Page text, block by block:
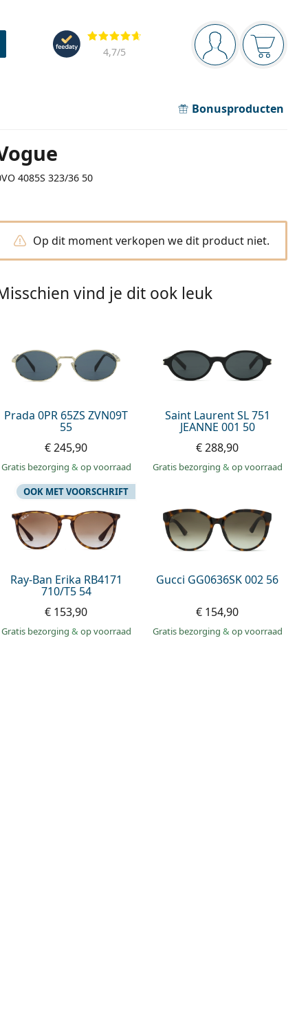
Navigatie
Je bent ingelogd
Jouw
Beoordelingen
4,7/5
Bonusproducten
4085S 323/36 50
Op dit moment verkopen we dit product niet.
vind je dit ook leuk
Prada 0PR 65ZS ZVN09T
55
€ 245,90
Gratis bezorging & op voorraad
Saint Laurent SL 751
JEANNE 001 50
€ 288,90
Gratis bezorging & op voorraad
Ray-Ban Erika RB4171
710/T5 54
OOK MET VOORSCHRIFT
€ 153,90
Gratis bezorging & op voorraad
Gucci GG0636SK 002 56
€ 154,90
Gratis bezorging & op voorraad